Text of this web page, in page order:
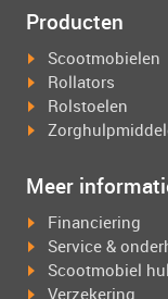
Producten
Scootmobielen
Rollators
Rolstoelen
Meer
Financiering
Service &
Scootmobiel
Verzekering